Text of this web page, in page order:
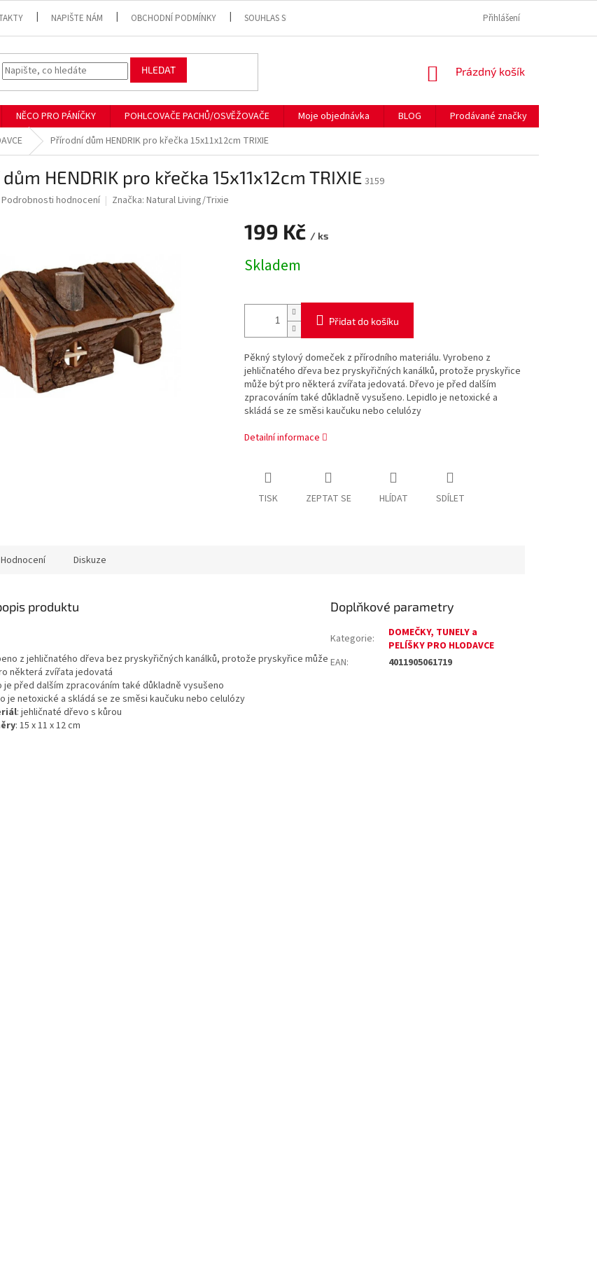
NAPIŠTE NÁM OBCHODNÍ PODMÍNKY SOUHLAS SE ZPRACOVÁNÍM OSOBNÍCH ÚDAJŮ REKLAMAČNÍ ŘÁD
Přihlášení
HLEDAT
NÁKUPNÍ
Prázdný košík
NĚCO PRO PÁNÍČKY POHLCOVAČE PACHŮ/OSVĚŽOVAČE Moje objednávka BLOG Prodávané značky
Přírodní dům HENDRIK pro křečka 15x11x12cm TRIXIE
HENDRIK pro křečka 15x11x12cm TRIXIE 3159
Podrobnosti hodnocení Značka: Natural Living/Trixie
199 Kč / ks
cena:
Skladem
Přidat do košíku
Pěkný stylový domeček z přírodního materiálu. Vyrobeno z
jehličnatého dřeva bez pryskyřičných kanálků, protože pryskyřice
může být pro některá zvířata jedovatá. Dřevo je před dalším
zpracováním také důkladně vysušeno. Lepidlo je netoxické a
skládá se ze směsi kaučuku nebo celulózy
Detailní informace
TISK ZEPTAT SE HLÍDAT SDÍLET
Hodnocení Diskuze
produktu
z jehličnatého dřeva bez pryskyřičných kanálků, protože pryskyřice může
některá zvířata jedovatá
je před dalším zpracováním také důkladně vysušeno
je netoxické a skládá se ze směsi kaučuku nebo celulózy
: jehličnaté dřevo s kůrou
: 15 x 11 x 12 cm
Doplňkové parametry
Kategorie:
DOMEČKY, TUNELY a
PELÍŠKY PRO HLODAVCE
EAN: 4011905061719